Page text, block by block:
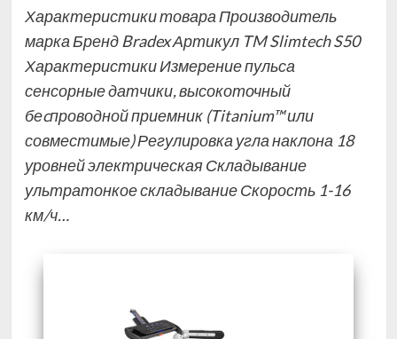
Характеристики товара Производитель
марка Бренд Bradex Артикул TM Slimtech S50
Характеристики Измерение пульса
сенсорные датчики, высокоточный
беcпроводной приемник (Titanium™ или
совместимые) Регулировка угла наклона 18
уровней электрическая Складывание
ультратонкое складывание Скорость 1-16
км/ч…